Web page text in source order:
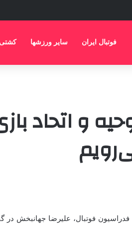
فوتبال ایران سایر ورزشها کشتی
و اتحاد